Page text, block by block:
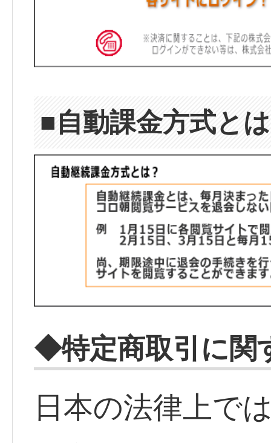
■自動課金方式と
◆特定商取引に関
日本の法律上で